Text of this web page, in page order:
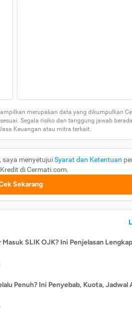
merupakan data yang dikumpulkan
Segala risiko dan tanggung jawab
Keuangan atau mitra terkait.
saya menyetujuiSyarat dan Ketentuan
di Cermati.com.
Sekarang
Masuk SLIK OJK? Ini Penjelasan
Penuh? Ini Penyebab, Kuota, Jadwal